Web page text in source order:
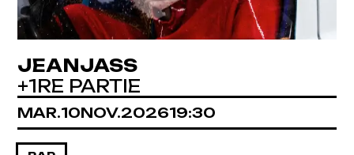
JEANJASS
+1RE PARTIE
MARDI
MAR.10NOVEMBRE
NOV.202619:30